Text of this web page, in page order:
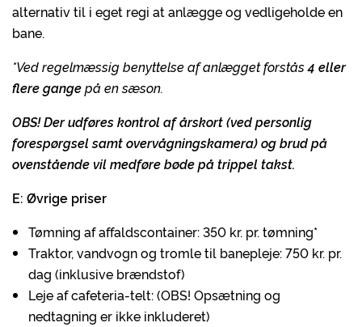
alternativ til i eget regi at anlægge og vedligeholde en
bane.
*Ved regelmæssig benyttelse af anlægget forstås4 eller
flere gangepå en sæson.
OBS! Der udføres kontrol af årskort (ved personlig
forespørgsel samt overvågningskamera) og brud på
ovenstående vil medføre bøde på trippel takst.
E: Øvrige priser
Tømning af affaldscontainer: 350 kr. pr. tømning*
Traktor, vandvogn og tromle til banepleje: 750 kr. pr.
dag (inklusive brændstof)
Leje af cafeteria-telt: (OBS! Opsætning og
nedtagning er ikke inkluderet)